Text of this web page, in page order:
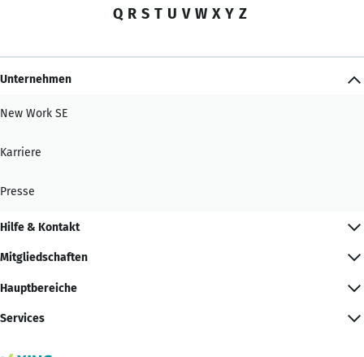
Q R S T U V W X Y Z
Unternehmen
New Work SE
Karriere
Presse
Hilfe & Kontakt
Mitgliedschaften
Hauptbereiche
Services